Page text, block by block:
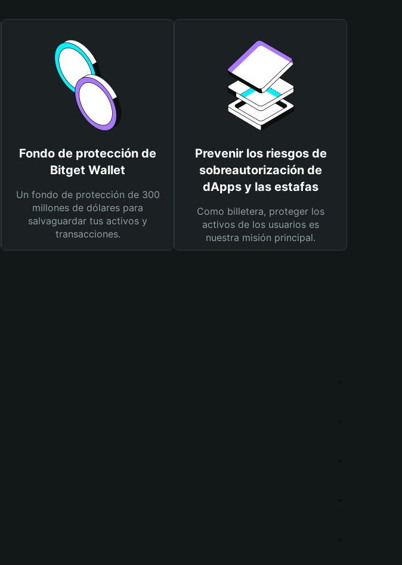
Fondo de protección de
Bitget Wallet
Un fondo de protección de 300
millones de dólares para
salvaguardar tus activos y
transacciones.
Prevenir los riesgos de
sobreautorización de
dApps y las estafas
Como billetera, proteger los
activos de los usuarios es
nuestra misión principal.